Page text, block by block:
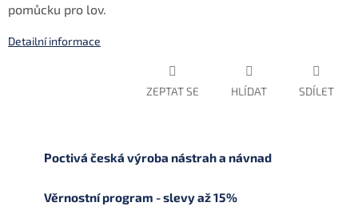
pomůcku pro lov.
Detailní informace
ZEPTAT SE HLÍDAT SDÍLET
Poctivá česká výroba nástrah a návnad
Věrnostní program - slevy až 15%